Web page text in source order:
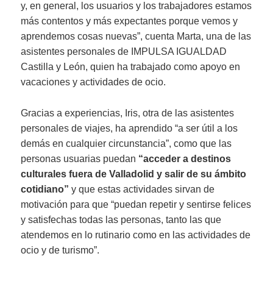
y, en general, los usuarios y los trabajadores estamos
más contentos y más expectantes porque vemos y
aprendemos cosas nuevas”, cuenta Marta, una de las
asistentes personales de IMPULSA IGUALDAD
Castilla y León, quien ha trabajado como apoyo en
vacaciones y actividades de ocio.
Gracias a experiencias, Iris, otra de las asistentes
personales de viajes, ha aprendido “a ser útil a los
demás en cualquier circunstancia”, como que las
personas usuarias puedan “acceder a destinos
culturales fuera de Valladolid y salir de su ámbito
cotidiano” y que estas actividades sirvan de
motivación para que “puedan repetir y sentirse felices
y satisfechas todas las personas, tanto las que
atendemos en lo rutinario como en las actividades de
ocio y de turismo”.